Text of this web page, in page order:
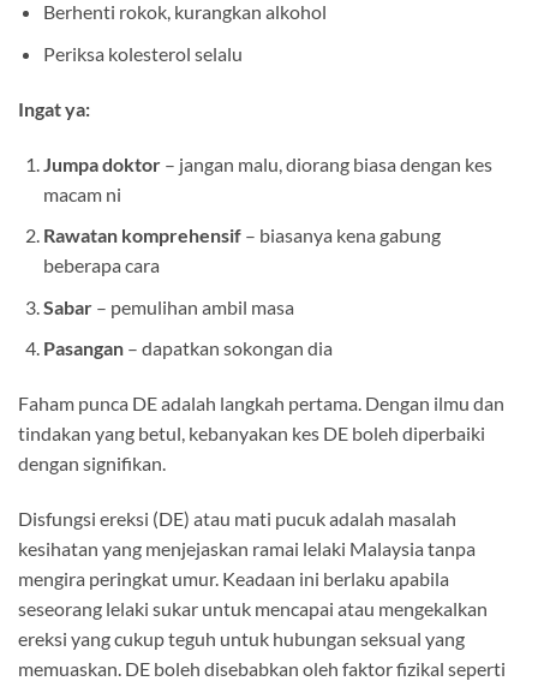
Berhenti rokok, kurangkan alkohol
Periksa kolesterol selalu
Ingat ya:
Jumpa doktor– jangan malu, diorang biasa dengan kes
macam ni
Rawatan komprehensif– biasanya kena gabung
beberapa cara
Sabar– pemulihan ambil masa
Pasangan– dapatkan sokongan dia
Faham punca DE adalah langkah pertama. Dengan ilmu dan
tindakan yang betul, kebanyakan kes DE boleh diperbaiki
dengan signifikan.
Disfungsi ereksi (DE) atau mati pucuk adalah masalah
kesihatan yang menjejaskan ramai lelaki Malaysia tanpa
mengira peringkat umur. Keadaan ini berlaku apabila
seseorang lelaki sukar untuk mencapai atau mengekalkan
ereksi yang cukup teguh untuk hubungan seksual yang
memuaskan. DE boleh disebabkan oleh faktor fizikal seperti